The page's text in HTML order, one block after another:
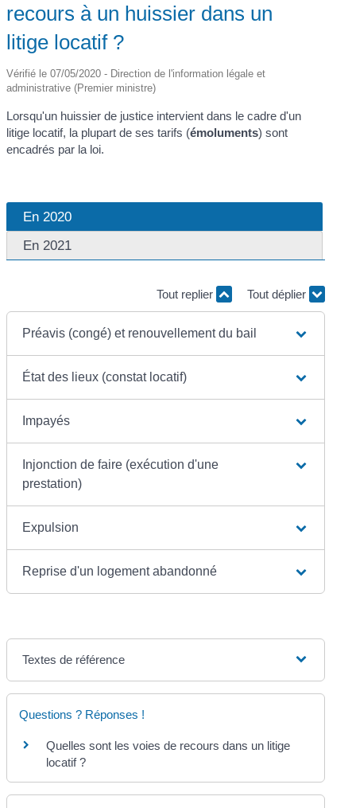
recours à un huissier dans un
litige locatif ?
Vérifié le 07/05/2020 - Direction de l'information légale et
administrative (Premier ministre)
Lorsqu'un huissier de justice intervient dans le cadre d'un
litige locatif, la plupart de ses tarifs (émoluments) sont
encadrés par la loi.
En 2020
En 2021
Tout replier Tout déplier
Préavis (congé) et renouvellement du bail
État des lieux (constat locatif)
Impayés
Injonction de faire (exécution d'une
prestation)
Expulsion
Reprise d'un logement abandonné
Textes de référence
Questions ? Réponses !
Quelles sont les voies de recours dans un litige
locatif ?